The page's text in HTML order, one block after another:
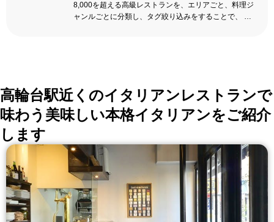
8,000を超える高級レストランを、エリアごと、料理ジ
ャンルごとに分類し、タグ絞り込みをすることで、 い
高輪台駅近くのイタリアンレストランで
味わう美味しい本格イタリアンをご紹介
します